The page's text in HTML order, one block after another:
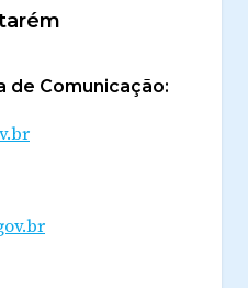
de Comunicação: